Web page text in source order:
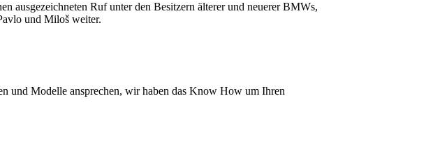
ausgezeichneten Ruf unter den Besitzern älterer und neuerer BMWs,
und Miloš weiter.
und Modelle ansprechen, wir haben das Know How um Ihren